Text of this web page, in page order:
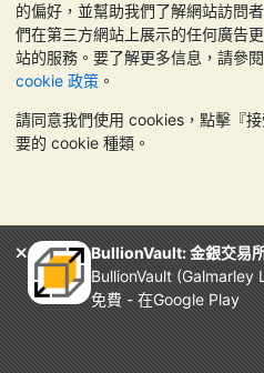
的偏好，並幫助我們了解網站訪問
們在第三方網站上展示的任何廣告
站的服務。要了解更多信息，請參
cookie 政策 。
請同意我們使用 cookies，點擊『
要的 cookie 種類。
BullionVault: 金銀交易
BullionVault (Galmarley
免費 - 在Google Play
辦公時間:
9am to 8:30pm (英國時間), 周
Galmarley Ltd T/A BullionVault
3 Shortlands (7th Floor)
London
W6 8DA
貴金屬的價值可能下跌也
的價格走勢。BullionVault 網站及
投資建議。您應該考慮尋求專業建
合您。
Galmarley Ltd，以 BullionVault 名
註冊，註冊號碼：4943684
BullionVault Ltd © 2026